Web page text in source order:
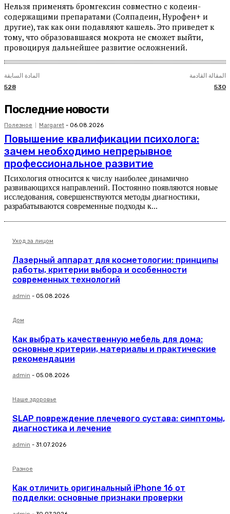
Нельзя применять бромгексин совместно с кодеин-
содержащими препаратами (Солпадеин, Нурофен+ и
другие), так как они подавляют кашель. Это приведет к
тому, что образовавшаяся мокрота не сможет выйти,
провоцируя дальнейшее развитие осложнений.
المادة السابقة
528
المقالة القادمة
530
Последние новости
Полезное Margaret - 06.08.2026
Повышение квалификации психолога:
зачем необходимо непрерывное
профессиональное развитие
Психология относится к числу наиболее динамично
развивающихся направлений. Постоянно появляются новые
исследования, совершенствуются методы диагностики,
разрабатываются современные подходы к...
Уход за лицом
Лазерный аппарат для косметологии: принципы
работы, критерии выбора и особенности
современных технологий
admin - 05.08.2026
Дом
Как выбрать качественную мебель для дома:
основные критерии, материалы и практические
рекомендации
admin - 05.08.2026
Наше здоровье
SLAP повреждение плечевого сустава: симптомы,
диагностика и лечение
admin - 31.07.2026
Разное
Как отличить оригинальный iPhone 16 от
подделки: основные признаки проверки